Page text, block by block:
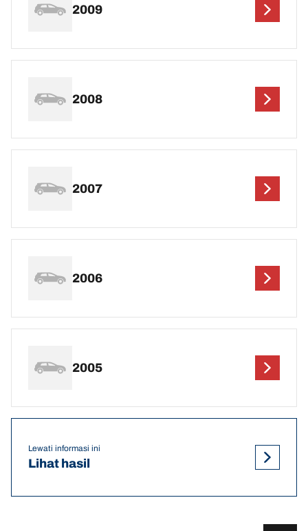
2009
2008
2007
2006
2005
Lewati informasi ini
Lihat hasil